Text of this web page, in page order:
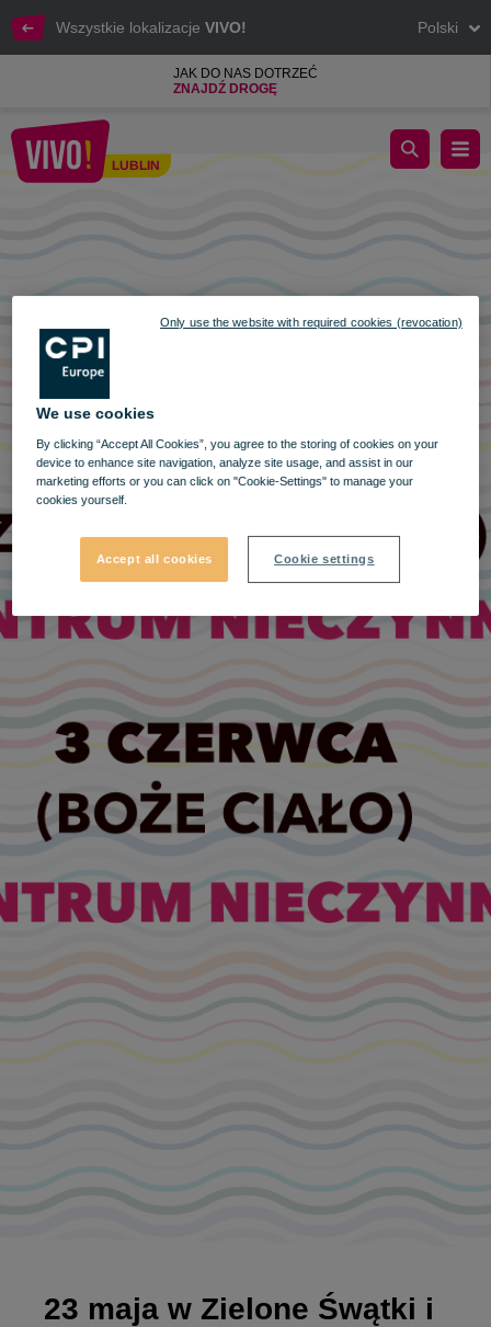
Wszystkie lokalizacje VIVO! Polski
JAK DO NAS DOTRZEĆ
ZNAJDŹ DROGĘ
LUBLIN
Godziny otwarcia Zielone Śwątki i Boże Ciało
23 maja w Zielone Śwątki i
We use cookies
By clicking “Accept All Cookies”, you agree to the storing of cookies on your
device to enhance site navigation, analyze site usage, and assist in our
marketing efforts or you can click on "Cookie-Settings" to manage your
cookies yourself.
Accept all cookies Cookie settings
Only use the website with required cookies (revocation)